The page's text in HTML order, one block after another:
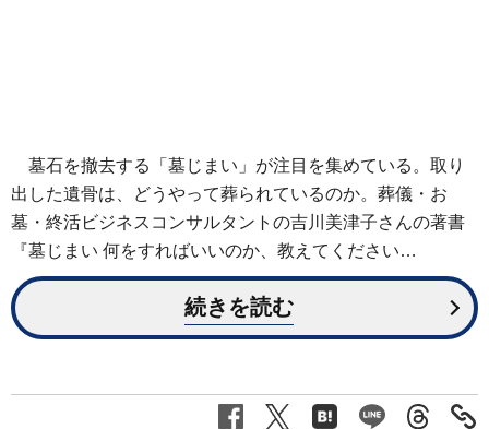
墓石を撤去する「墓じまい」が注目を集めている。取り
出した遺骨は、どうやって葬られているのか。葬儀・お
墓・終活ビジネスコンサルタントの吉川美津子さんの著書
『墓じまい 何をすればいいのか、教えてください…
続きを読む